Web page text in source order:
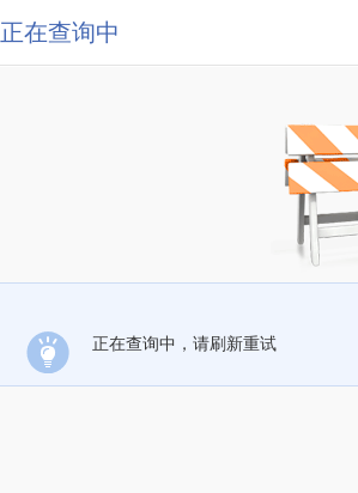
正在查询中
正在查询中，请刷新重试